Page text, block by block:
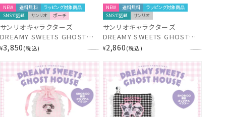
NEW 送料無料
ラッピング対象商品
SNSで話題
サンリオ ポーチ
サンリオキャラクターズ
DREAMY SWEETS GHOST
HOUSEシリーズ マルチポーチ
ガーバニーズ（しろうさ） / シュ
ガーバニーズ（くろうさ） ＞ 粧
美堂 shobido ドリーミー スイ
ーツ ゴースト ハウス シリーズ
¥3,850 税込
NEW 送料無料
ラッピング対象商品
SNSで話題
サンリオ
サンリオキャラクターズ
DREAMY SWEETS GHOST
HOUSEシリーズ 合皮ネームチ
＞ 粧美堂 shobido ドリーミー
スイーツ ゴースト ハウス シリ
ーズ
¥2,860 税込